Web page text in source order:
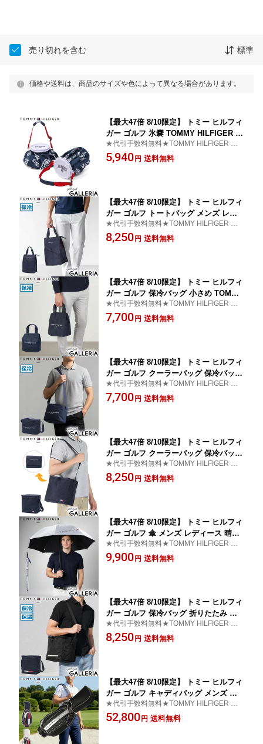
売り切れを含む 標準
価格や送料は、商品のサイズや色によって異なる場合があります。
【最大47倍 8/10限定】 トミー ヒルフィ
ガー ゴルフ 氷嚢 TOMMY HILFIGER G
OLF 氷のう ひょうのう アイスパック
スポーツ 大きめ おしゃれ 持ち運び ス
★代引手数料無料★TOMMY HILFIGER GO
LF トミーヒルフィガーゴルフ 氷嚢 アイシ
ング
5,940 円 送料無料
【最大47倍 8/10限定】 トミー ヒルフィ
ガー ゴルフ トートバッグ メンズ レデ
ィース ファスナー付き A4 大きめ TOM
MY HILFIGER GOLF 保冷 保冷バッグ
★代引手数料無料★TOMMY HILFIGER GO
LF トミー ヒルフィガー ゴルフ トートバッ
グ
8,250 円 送料無料
【最大47倍 8/10限定】 トミー ヒルフィ
ガー ゴルフ 保冷バッグ 小さめ TOMMY
HILFIGER GOLF おしゃれ ブランド ク
ーラーバッグ 保冷 バッグ お弁当バッグ
★代引手数料無料★TOMMY HILFIGER GO
LF トミー ヒルフィガー ゴルフ 保冷バッグ
7,700 円 送料無料
【最大47倍 8/10限定】 トミー ヒルフィ
ガー ゴルフ クーラーバッグ 保冷バッグ
小型 TOMMY HILFIGER GOLF 小さめ
おしゃれ 保冷 ペットボトル ショルダー
★代引手数料無料★TOMMY HILFIGER GO
LF トミーヒルフィガーゴルフ クーラーバッ
グ
7,700 円 送料無料
【最大47倍 8/10限定】 トミー ヒルフィ
ガー ゴルフ クーラーバッグ 保冷バッグ
小型 TOMMY HILFIGER GOLF 小さめ
おしゃれ 保冷 折りたたみ パッカブル
★代引手数料無料★TOMMY HILFIGER GO
LF トミーヒルフィガーゴルフ クーラーバッ
グ
8,250 円 送料無料
【最大47倍 8/10限定】 トミー ヒルフィ
ガー ゴルフ 傘 メンズ レディース 晴雨
兼用 TOMMY HILFIGER GOLF 大きい
大きめ 日傘 遮光 UVカット ブランド 長
★代引手数料無料★TOMMY HILFIGER GO
LF トミー ヒルフィガー ゴルフ 傘 銀傘
9,900 円 送料無料
【最大47倍 8/10限定】 トミー ヒルフィ
ガー ゴルフ 保冷バッグ 折りたたみ ス
ポーツ スクエア TOMMY HILFIGER G
OLF 保冷 保温 コンパクト ファスナー
★代引手数料無料★TOMMY HILFIGER GO
LF トミー ヒルフィガー ゴルフ 保冷バッグ
8,250 円 送料無料
【最大47倍 8/10限定】 トミー ヒルフィ
ガー ゴルフ キャディバッグ メンズ レ
ディース TOMMY HILFIGER GOLF お
しゃれ 5分割 9型 46インチ 合皮 フード
★代引手数料無料★TOMMY HILFIGER GO
LF キャディバッグ
52,800 円 送料無料